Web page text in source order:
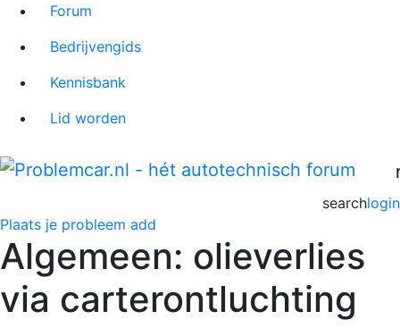
Forum
Bedrijvengids
Kennisbank
Lid worden
login
search
Plaats je probleem add
Algemeen: olieverlies
via carterontluchting